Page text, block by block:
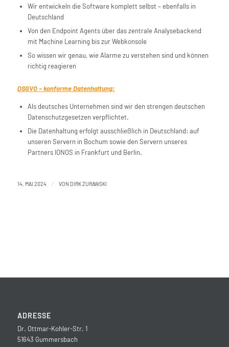
Wir entwickeln die Software komplett selbst – ebenfalls in
Deutschland
Von den Endpoint Agents über das zentrale Analysebackend
mit Machine Learning bis zur Webkonsole
So wissen wir genau, wie Alarme zu verstehen sind und können
richtig reagieren
DSGVO – konforme Datenhaltung:
Als deutsches Unternehmen sind wir den strengen deutschen
Datenschutzgesetzen verpflichtet.
Die Datenhaltung erfolgt ausschließlich in Deutschland: auf
unseren Servern in Bochum sowie den Servern unseres
Partners IONOS in Frankfurt und Berlin.
14. MAI 2024 / VON DIRK ZURAWSKI
ADRESSE
Dr. Ottmar-Kohler-Str. 1
51643 Gummersbach